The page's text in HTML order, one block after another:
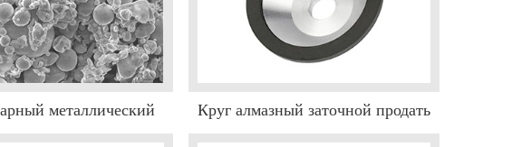
металлический
порошок
Круг алмазный заточной продать